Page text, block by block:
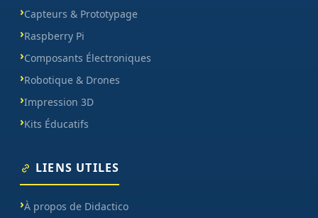
Capteurs & Prototypage
Raspberry Pi
Composants Électroniques
Robotique & Drones
Impression 3D
Kits Éducatifs
LIENS UTILES
À propos de Didactico